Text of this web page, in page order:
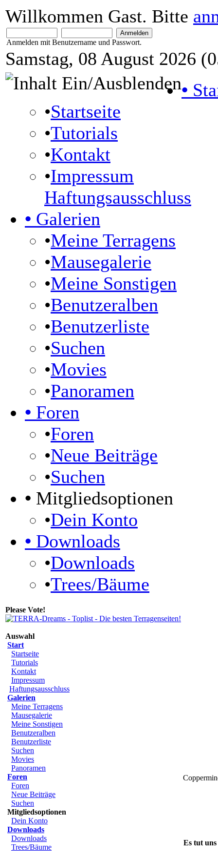
Willkommen Gast. Bitte
Anmelden mit Benutzername und Passwort.
Samstag, 08 August 2026
•
•Startseite
•Tutorials
•Kontakt
•Impressum
Haftungsausschluss
• Galerien
•Meine Terragens
•Mausegalerie
•Meine Sonstigen
•Benutzeralben
•Benutzerliste
•Suchen
•Movies
•Panoramen
• Foren
•Foren
•Neue Beiträge
•Suchen
• Mitgliedsoptionen
•Dein Konto
• Downloads
•Downloads
•Trees/Bäume
Please Vote!
Auswahl
Start
Startseite
Tutorials
Kontakt
Impressum
Haftungsausschluss
Galerien
Meine Terragens
Mausegalerie
Meine Sonstigen
Benutzeralben
Benutzerliste
Suchen
Movies
Panoramen
Foren
Foren
Neue Beiträge
Suchen
Mitgliedsoptionen
Dein Konto
Downloads
Downloads
Trees/Bäume
Es tut